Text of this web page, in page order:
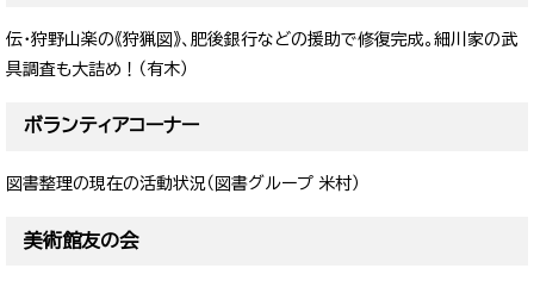
伝・狩野山楽の《狩猟図》、肥後銀行などの援助で修復完成。細川家の武
具調査も大詰め！（有木）
ボランティアコーナー
図書整理の現在の活動状況（図書グループ 米村）
美術館友の会